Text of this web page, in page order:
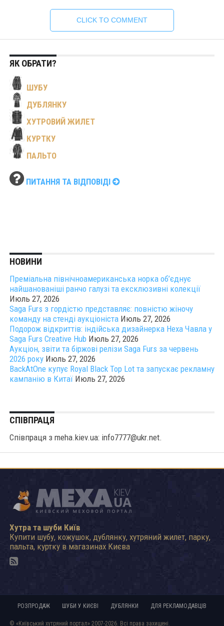
CLICK TO COMMENT
ЯК ОБРАТИ?
ШУБУ
ДУБЛЯНКУ
ХУТРОВИЙ ЖИЛЕТ
КУРТКУ
ПАЛЬТО
ПИТАННЯ ТА ВІДПОВІДІ
НОВИНИ
Преміальна північноамериканська норка об’єднує
найшанованіші ранчо галузі та ексклюзивні колекції
Июль 27, 2026
Saga Furs з гордістю представляє: повністю жіночу
команду на стенді аукціоніста Июль 27, 2026
Подорож відкриттів: індійська дизайнерка Неха Чавла у
Saga Furs Creative Hub Июль 27, 2026
Аукціон, звіти та біржові релізи Saga Furs за червень
2026 року Июль 27, 2026
BackAtOne купує Royal Black Top Lot та запускає рекламну
кампанію в Китаї Июль 27, 2026
СПІВПРАЦЯ
Співпраця з meha.kiev.ua: info7777@ukr.net.
Хутра та шуби Київ
Купити шубу, кожушок, дублянку, хутряний жилет, парку,
пальта, куртку в магазинах Києва
РОЗПРОДАЖ ШУБИ У КИЄВІ ДУБЛЯНКИ ДЛЯ РЕКЛАМОДАВЦІВ
© «Київський хутряний портал» 2007-2026. Всі права захищені.